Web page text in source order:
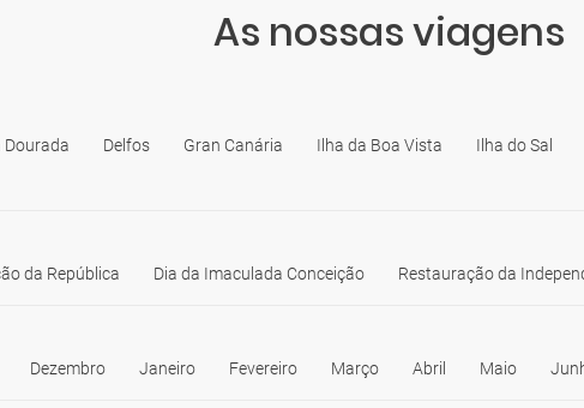
As nossas viagens
Dourada Delfos Gran Canária Ilha da Boa Vista Ilha do Sal
da República Dia da Imaculada Conceição Restauração da
Dezembro Janeiro Fevereiro Março Abril Maio